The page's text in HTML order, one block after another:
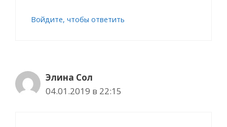
Войдите, чтобы ответить
Элина Сол
04.01.2019 в 22:15